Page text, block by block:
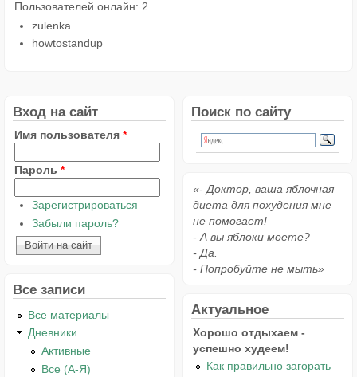
Пользователей онлайн: 2.
zulenka
howtostandup
Вход на сайт
Имя пользователя *
Пароль *
Зарегистрироваться
Забыли пароль?
Все записи
Все материалы
Дневники
Активные
Все (А-Я)
Поиск по сайту
«- Доктор, ваша яблочная
диета для похудения мне
не помогает!
- А вы яблоки моете?
- Да.
- Попробуйте не мыть»
Актуальное
Хорошо отдыхаем -
успешно худеем!
Как правильно загорать